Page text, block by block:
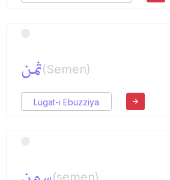
ثمن(Semen)
Lugat-ı Ebuzziya
(semen)